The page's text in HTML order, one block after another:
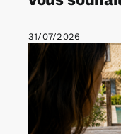
31/07/2026